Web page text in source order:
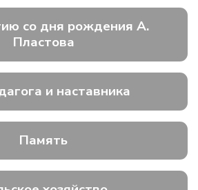
со дня рождения А.
Пластова
и наставника
Память